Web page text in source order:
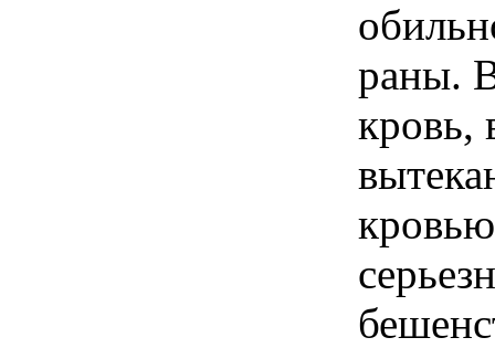
раны.
кровь,